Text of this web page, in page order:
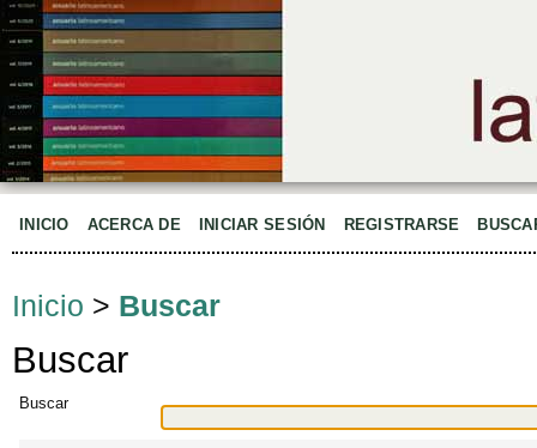
INICIO ACERCA DE INICIAR SESIÓN REGISTRARSE
Inicio > Buscar
Buscar
Buscar